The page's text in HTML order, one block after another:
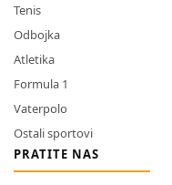
Tenis
Odbojka
Atletika
Formula 1
Vaterpolo
Ostali sportovi
PRATITE NAS